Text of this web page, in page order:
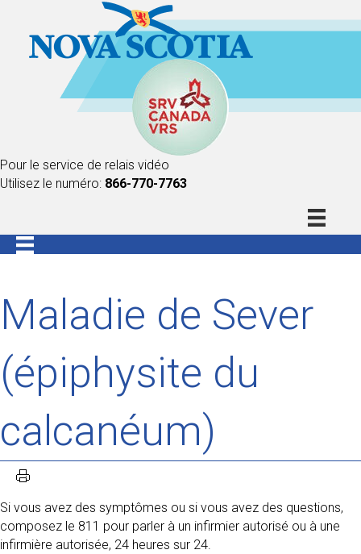
Pour le service de relais vidéo
Utilisez le numéro: 866-770-7763
Maladie de Sever
(épiphysite du
calcanéum)
Si vous avez des symptômes ou si vous avez des questions,
composez le 811 pour parler à un infirmier autorisé ou à une
infirmière autorisée, 24 heures sur 24.